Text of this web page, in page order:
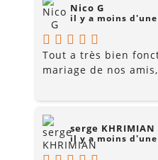
Nico G
il y a moins
Tout a très bien
mariage de nos
serge KHRIMIAN
il y a moins